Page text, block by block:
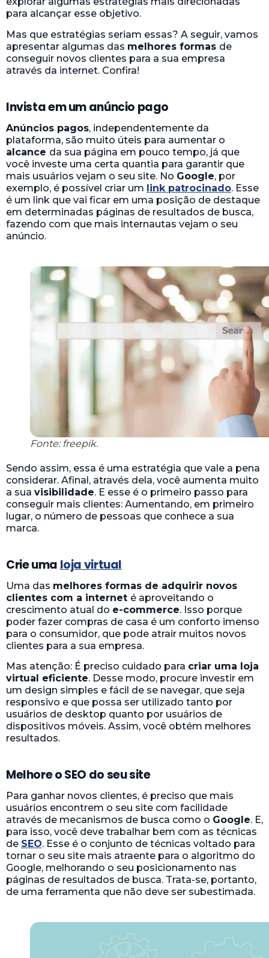
para alcançar esse objetivo.
Mas que estratégias seriam essas? A seguir, vamos
apresentar algumas das melhores formas de
conseguir novos clientes para a sua empresa
através da internet. Confira!
Invista em um anúncio pago
Anúncios pagos, independentemente da
plataforma, são muito úteis para aumentar o
alcance da sua página em pouco tempo, já que
você investe uma certa quantia para garantir que
mais usuários vejam o seu site. No Google, por
exemplo, é possível criar um link patrocinado. Esse
é um link que vai ficar em uma posição de destaque
em determinadas páginas de resultados de busca,
fazendo com que mais internautas vejam o seu
anúncio.
Fonte: freepik.
Sendo assim, essa é uma estratégia que vale a pena
considerar. Afinal, através dela, você aumenta muito
a sua visibilidade. E esse é o primeiro passo para
conseguir mais clientes: Aumentando, em primeiro
lugar, o número de pessoas que conhece a sua
marca.
Crie uma loja virtual
Uma das melhores formas de adquirir novos
clientes com a internet é aproveitando o
crescimento atual do e-commerce. Isso porque
poder fazer compras de casa é um conforto imenso
para o consumidor, que pode atrair muitos novos
clientes para a sua empresa.
Mas atenção: É preciso cuidado para criar uma loja
virtual eficiente. Desse modo, procure investir em
um design simples e fácil de se navegar, que seja
responsivo e que possa ser utilizado tanto por
usuários de desktop quanto por usuários de
dispositivos móveis. Assim, você obtém melhores
resultados.
Melhore o SEO do seu site
Para ganhar novos clientes, é preciso que mais
usuários encontrem o seu site com facilidade
através de mecanismos de busca como o Google. E,
para isso, você deve trabalhar bem com as técnicas
de SEO. Esse é o conjunto de técnicas voltado para
tornar o seu site mais atraente para o algoritmo do
Google, melhorando o seu posicionamento nas
páginas de resultados de busca. Trata-se, portanto,
de uma ferramenta que não deve ser subestimada.